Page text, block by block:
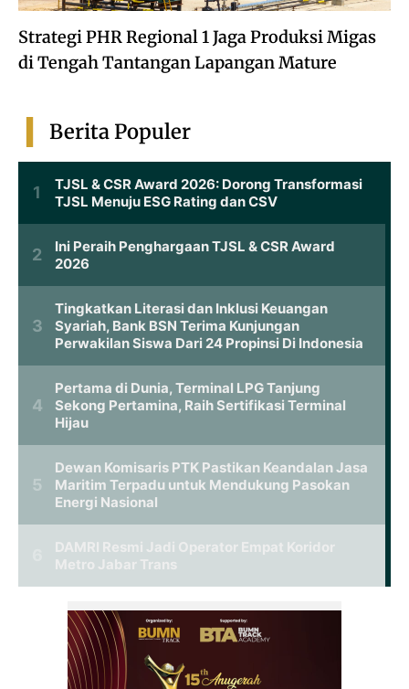
Strategi PHR Regional 1 Jaga Produksi Migas
di Tengah Tantangan Lapangan Mature
Berita Populer